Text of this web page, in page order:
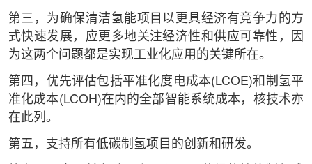
第三，为确保清洁氢能项目以更具经济有竞争力的方
式快速发展，应更多地关注经济性和供应可靠性，因
为这两个问题都是实现工业化应用的关键所在。
第四，优先评估包括平准化度电成本(LCOE)和制氢平
准化成本(LCOH)在内的全部智能系统成本，核技术亦
在此列。
第五，支持所有低碳制氢项目的创新和研发。